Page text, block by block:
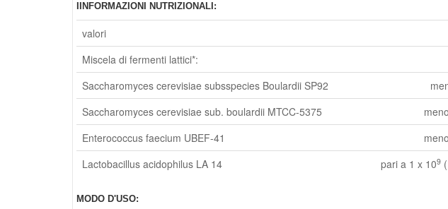
IINFORMAZIONI NUTRIZIONALI:
valori
Miscela di fermenti lattici*:
Saccharomyces cerevisiae subsspecies Boulardii SP92
Saccharomyces cerevisiae sub. boulardii MTCC-5375
Enterococcus faecium UBEF-41
Lactobacillus acidophilus LA 14
pari a 1 x 109
MODO D'USO: